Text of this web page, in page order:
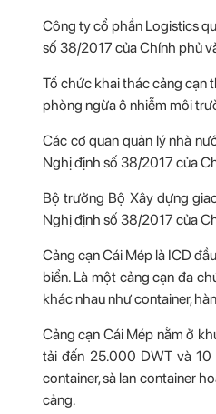
Công ty cổ phần Logistics
số 38/2017 của Chính phủ
Tổ chức khai thác cảng cạn
phòng ngừa ô nhiễm môi
Các cơ quan quản lý nhà
Nghị định số 38/2017 của
Bộ trưởng Bộ Xây dựng
Nghị định số 38/2017 của
Cảng cạn Cái Mép là ICD
biển. Là một cảng cạn đa
khác nhau như container,
Cảng cạn Cái Mép nằm ở
tải đến 25.000 DWT và 10
container, sà lan container
cảng.